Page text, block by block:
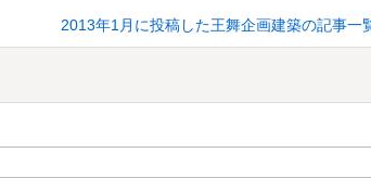
2013年1月に投稿した王舞企画建築の記事一